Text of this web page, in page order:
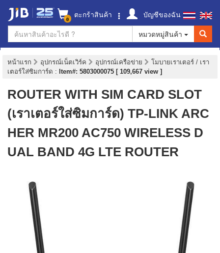
0 ตะกร้าสินค้า
บัญชีของฉัน
หมวดหมู่สินค้า
หน้าแรก อุปกรณ์เน็ตเวิร์ค อุปกรณ์เครือข่าย
โมบายเราเตอร์ / เรา
เตอร์ใส่ซิมการ์ด : Item#: 5803000075 [ 109,667 view ]
ROUTER WITH SIM CARD SLOT
(เราเตอร์ใส่ซิมการ์ด) TP-LINK ARC
HER MR200 AC750 WIRELESS D
UAL BAND 4G LTE ROUTER